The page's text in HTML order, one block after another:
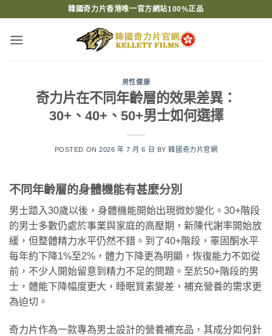
content
韓國奇力片香港唯一官方網站100%正品
男性健康
奇力片在不同年齡層的效果差異：
30+、40+、50+男士如何選擇
POSTED ON2026 年 7 月 6 日 BY韓國奇力片官網
不同年齡層的身體機能有甚麼分別
男士踏入30歲以後，身體機能開始出現微妙變化。30+階段
的男士多數仍處於事業與家庭的高壓期，新陳代謝率開始放
緩，但整體精力水平仍然不錯。到了40+階段，睪固酮水平
每年約下降1%至2%，體力下降更為明顯，恢復能力不如從
前，不少人開始留意到精力不足的問題。至於50+階段的男
士，體能下降幅度更大，睡眠質素變差，補充營養的需求更
為迫切。
奇力片作為一款專為男士設計的營養補充品，其成分如何針